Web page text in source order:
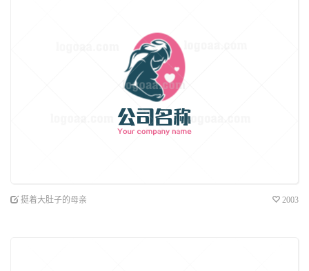
挺着大肚子的母亲 2003